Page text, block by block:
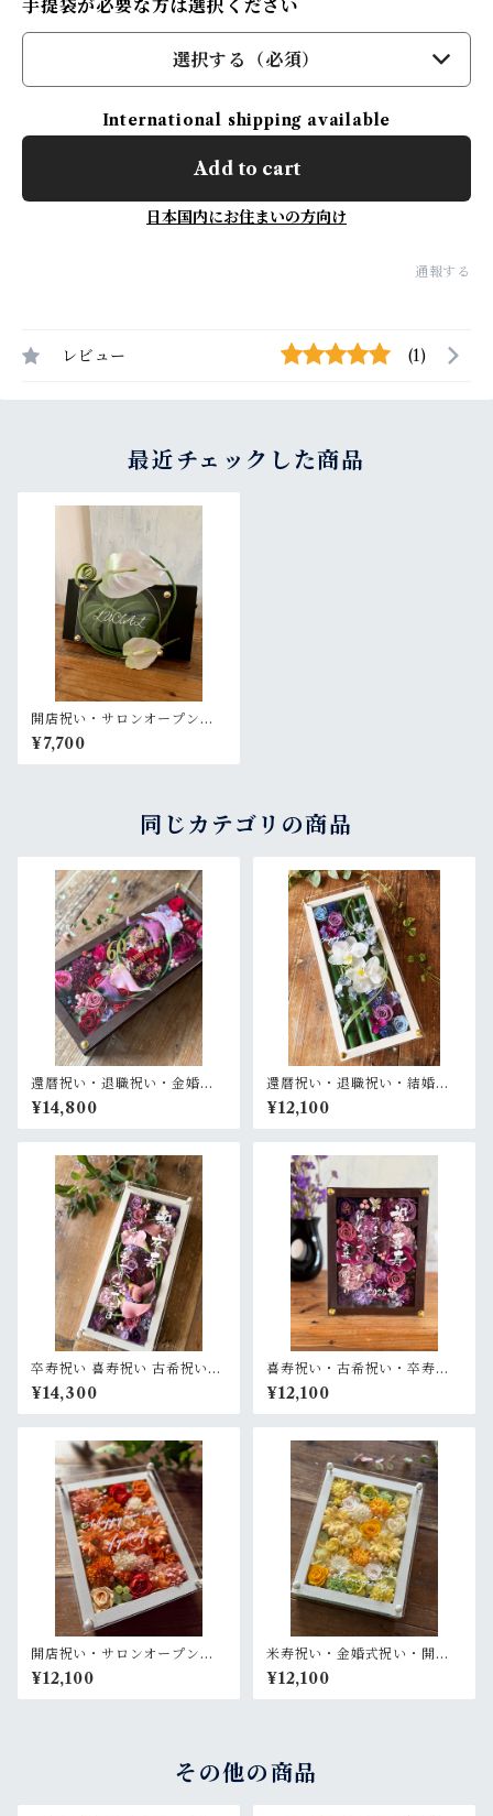
手提袋が必要な方は選択ください
選択する（必須）
International shipping available
Add to cart
日本国内にお住まいの方向け
通報する
レビュー (1)
最近チェックした商品
開店祝い・サロンオープン祝
い・結婚祝い・お誕生日祝い
【名入れ】スタンドタイプ
〈モンステラ／アンスリュー
¥7,700
同じカテゴリの商品
還暦祝い・退職祝い・金婚式
祝い・周年祝い【名入れ ゴー
ルド文字】プリザーブドフラ
ワーアレンジ ウッドフレーム
ー〉
¥14,800
還暦祝い・退職祝い・結婚式
両親贈呈品【名入れ】プリザ
ーブドフラワーアレンジ 和風
白木枠ロング〈竹 青紫 〉名入
式両親贈呈品に
¥12,100
卒寿祝い 喜寿祝い 古希祝い
【名入れ】プリザーブドフラ
ワーアレンジ ウッドフレーム
白木枠ロング〈パープル〉
¥14,300
喜寿祝い・古希祝い・卒寿祝
い・長寿祝い・結婚記念日祝
い【名入れ】プリザーブドフ
ラワーアレンジ ウッドフレー
¥12,100
開店祝い・サロンオープン祝
い・退職祝い・結婚祝い【名
入れ】プリザーブドフラワー
アレンジ ウッドフレーム 白木
¥12,100
米寿祝い・金婚式祝い・開店
祝い・サロンオープン祝い・
退職祝い【名入れ】プリザー
ブドフラワーアレンジ ウッド
¥12,100
その他の商品